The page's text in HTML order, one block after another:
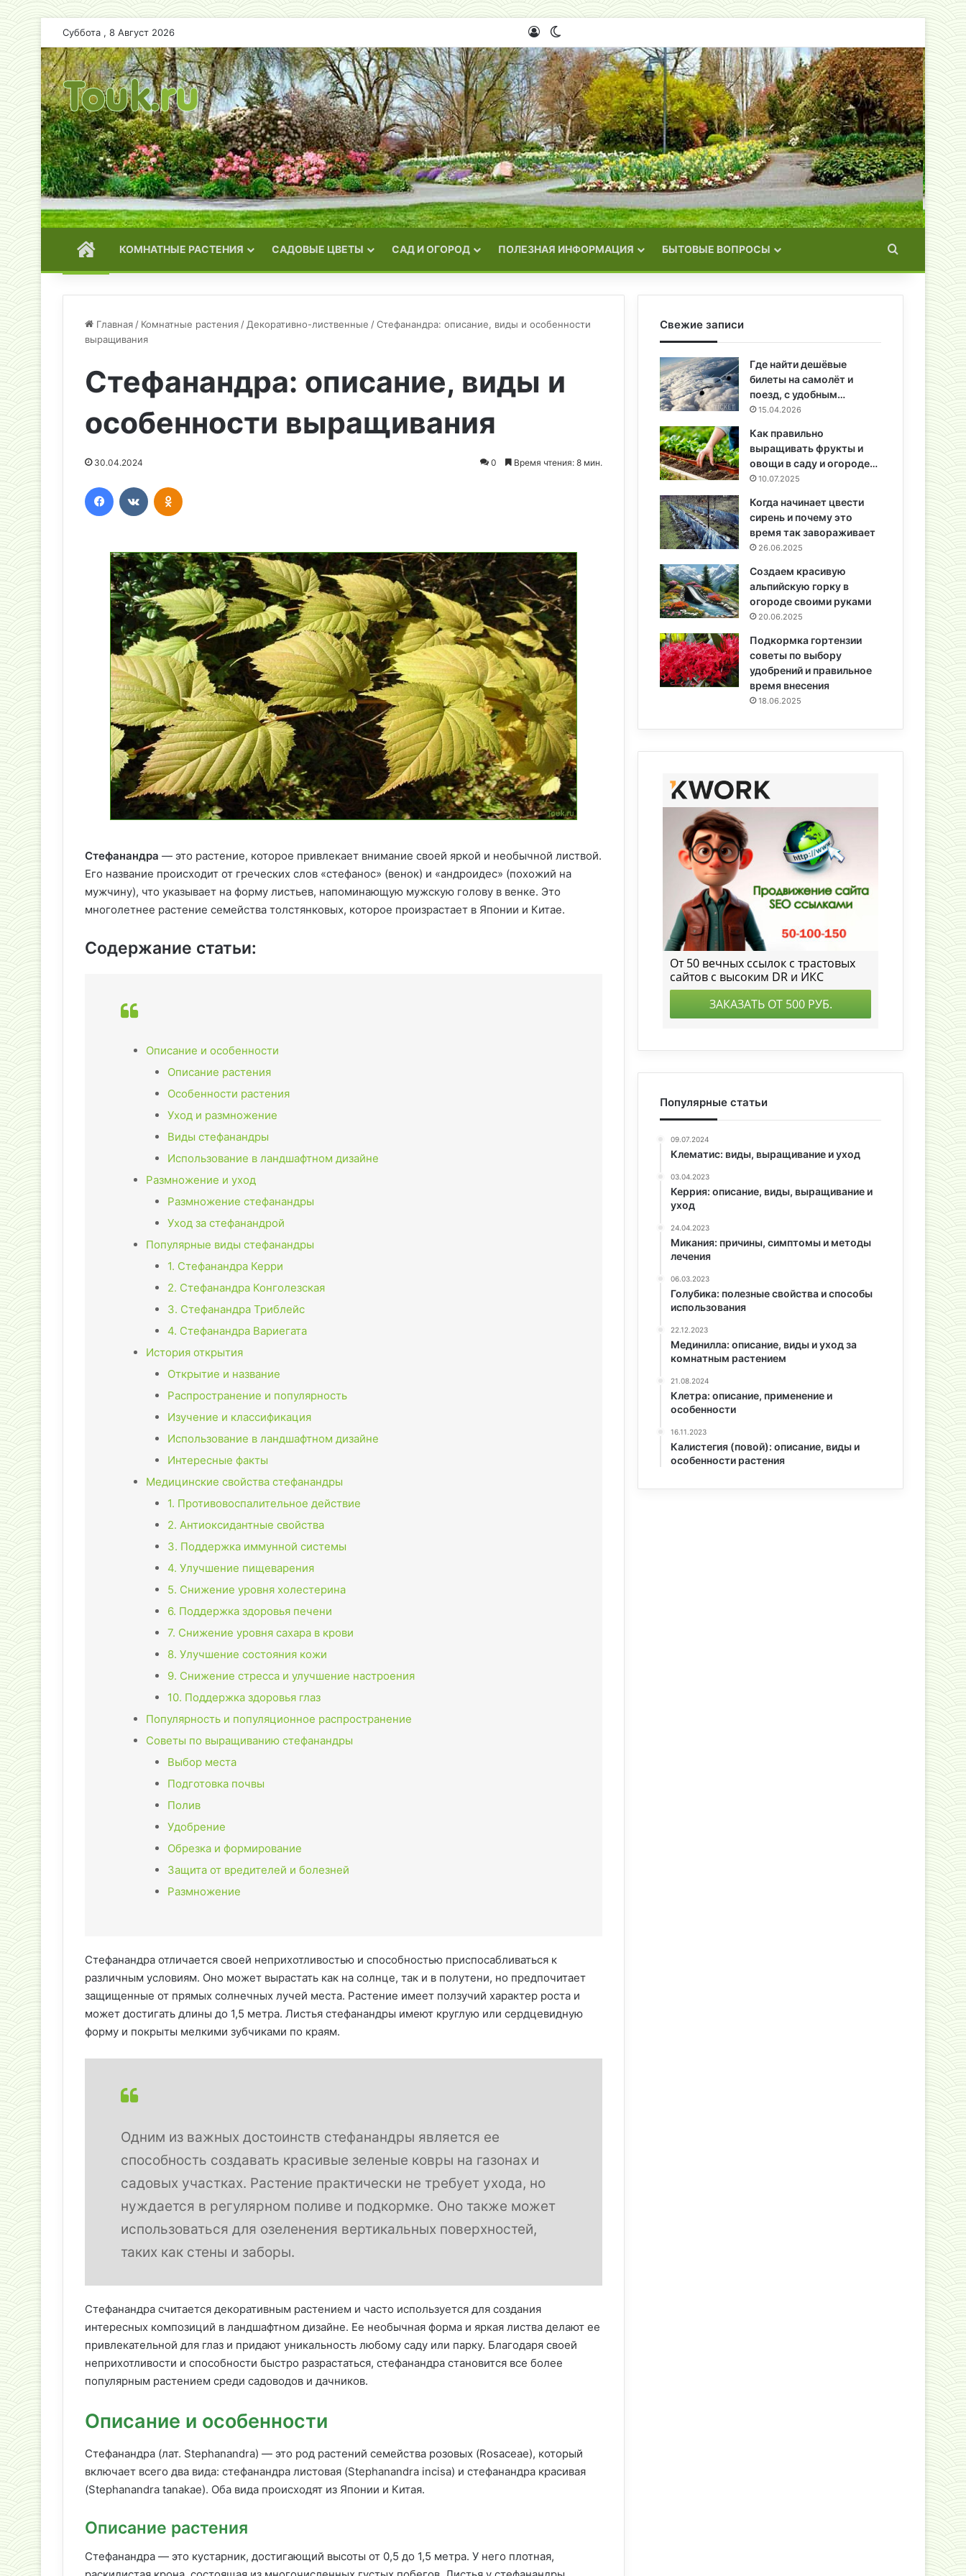
Суббота , 8 Август 2026 Войти
ГЛАВНАЯКОМНАТНЫЕ РАСТЕНИЯ САДОВЫЕ ЦВЕТЫ САД И ОГОРОД ПОЛЕЗНАЯ ИНФОРМАЦИЯ БЫТОВЫЕ ВОПРОСЫ Искать
Главная / Комнатные растения / Декоративно-лиственные /Стефанандра: описание, виды и особенности
выращивания
Стефанандра: описание, виды и
особенности выращивания
30.04.2024 0 Время чтения: 8 мин.
Стефанандра — это растение, которое привлекает внимание своей яркой и необычной листвой.
Его название происходит от греческих слов «стефанос» (венок) и «андроидес» (похожий на
мужчину), что указывает на форму листьев, напоминающую мужскую голову в венке. Это
многолетнее растение семейства толстянковых, которое произрастает в Японии и Китае.
Содержание статьи:
Описание и особенности
Описание растения
Особенности растения
Уход и размножение
Виды стефанандры
Использование в ландшафтном дизайне
Размножение и уход
Размножение стефанандры
Уход за стефанандрой
Популярные виды стефанандры
1. Стефанандра Керри
2. Стефанандра Конголезская
3. Стефанандра Триблейс
4. Стефанандра Вариегата
История открытия
Открытие и название
Распространение и популярность
Изучение и классификация
Использование в ландшафтном дизайне
Интересные факты
Медицинские свойства стефанандры
1. Противовоспалительное действие
2. Антиоксидантные свойства
3. Поддержка иммунной системы
4. Улучшение пищеварения
5. Снижение уровня холестерина
6. Поддержка здоровья печени
7. Снижение уровня сахара в крови
8. Улучшение состояния кожи
9. Снижение стресса и улучшение настроения
10. Поддержка здоровья глаз
Популярность и популяционное распространение
Советы по выращиванию стефанандры
Выбор места
Подготовка почвы
Полив
Удобрение
Обрезка и формирование
Защита от вредителей и болезней
Размножение
Стефанандра отличается своей неприхотливостью и способностью приспосабливаться к
различным условиям. Оно может вырастать как на солнце, так и в полутени, но предпочитает
защищенные от прямых солнечных лучей места. Растение имеет ползучий характер роста и
может достигать длины до 1,5 метра. Листья стефанандры имеют круглую или сердцевидную
форму и покрыты мелкими зубчиками по краям.
Одним из важных достоинств стефанандры является ее
способность создавать красивые зеленые ковры на газонах и
садовых участках. Растение практически не требует ухода, но
нуждается в регулярном поливе и подкормке. Оно также может
использоваться для озеленения вертикальных поверхностей,
таких как стены и заборы.
Стефанандра считается декоративным растением и часто используется для создания
интересных композиций в ландшафтном дизайне. Ее необычная форма и яркая листва делают ее
привлекательной для глаз и придают уникальность любому саду или парку. Благодаря своей
неприхотливости и способности быстро разрастаться, стефанандра становится все более
популярным растением среди садоводов и дачников.
Описание и особенности
Стефанандра (лат. Stephanandra) — это род растений семейства розовых (Rosaceae), который
включает всего два вида: стефанандра листовая (Stephanandra incisa) и стефанандра красивая
(Stephanandra tanakae). Оба вида происходят из Японии и Китая.
Описание растения
Стефанандра — это кустарник, достигающий высоты от 0,5 до 1,5 метра. У него плотная,
Свежие записи
Где найти дешёвые
билеты на самолёт и
поезд, с удобным…
15.04.2026
Как правильно
выращивать фрукты и
овощи в саду и огороде…
10.07.2025
Когда начинает цвести
сирень и почему это
время так завораживает
26.06.2025
Создаем красивую
альпийскую горку в
огороде своими руками
20.06.2025
Подкормка гортензии
советы по выбору
удобрений и правильное
время внесения
18.06.2025
Популярные статьи
09.07.2024
Клематис: виды, выращивание и уход
03.04.2023
Керрия: описание, виды, выращивание и
уход
24.04.2023
Микания: причины, симптомы и методы
лечения
06.03.2023
Голубика: полезные свойства и способы
использования
22.12.2023
Мединилла: описание, виды и уход за
комнатным растением
21.08.2024
Клетра: описание, применение и
особенности
16.11.2023
Калистегия (повой): описание, виды и
особенности растения